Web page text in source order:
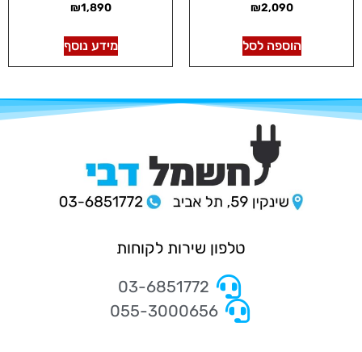
₪2,090
הוספה לסל
₪1,890
מידע נוסף
טלפון שירות לקוחות
03-6851772
055-3000656